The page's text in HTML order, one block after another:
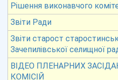
Рішення виконавчого
Звіти Ради
Звіти старост
Зачепилівської селищної
ВІДЕО ПЛЕНАРНИХ
КОМІСІЙ